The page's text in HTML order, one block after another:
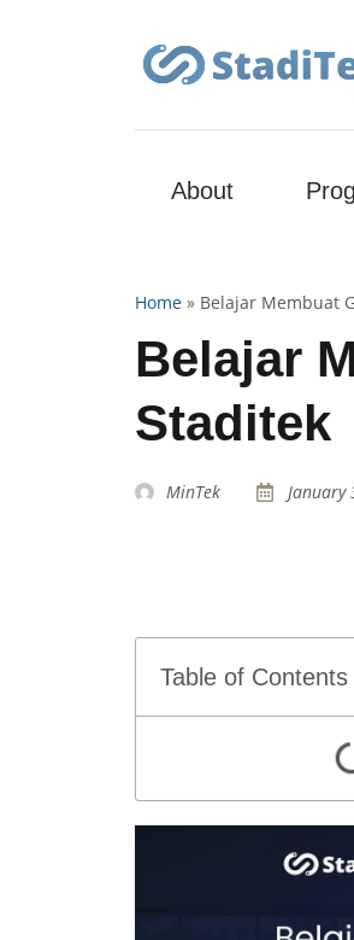
About
Home » Belajar Membuat
Belajar
Staditek
MinTek January
Table of Contents